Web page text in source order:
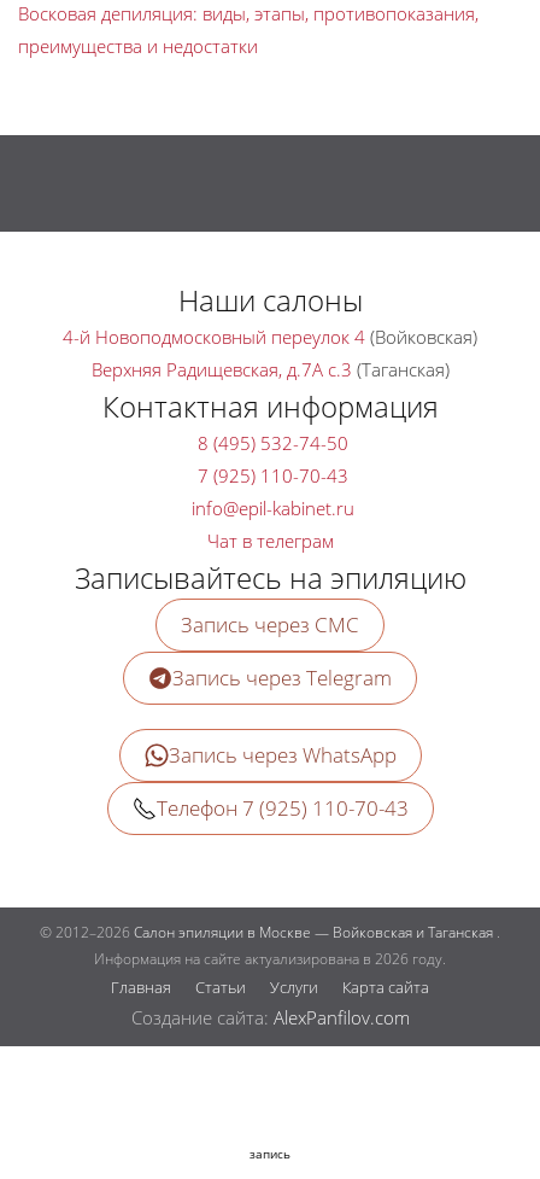
Восковая депиляция: виды, этапы, противопоказания,
преимущества и недостатки
Наши салоны
4-й Новоподмосковный переулок 4 (Войковская)
Верхняя Радищевская, д.7A с.3 (Таганская)
Контактная информация
8 (495) 532-74-50
7 (925) 110-70-43
Чат в телеграм
Записывайтесь на эпиляцию
Запись через СМС
Запись через Telegram
Запись через WhatsApp
Телефон 7 (925) 110-70-43
© 2012–2026 Салон эпиляции в Москве — Войковская и Таганская .
Информация на сайте актуализирована в 2026 году.
Главная Статьи Услуги Карта сайта
Создание сайта: AlexPanfilov.com
запись